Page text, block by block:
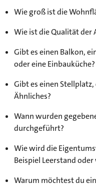
Wie groß ist die
Wie ist die Qualität der
Gibt es einen Balkon,
oder eine Einbauküche?
Gibt es einen
Ähnliches?
Wann wurden
durchgeführt?
Wie wird die
Beispiel Leerstand
Warum möchtest du